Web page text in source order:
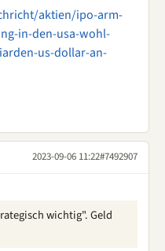
aktien/ipo-arm-
in-den-usa-wohl-
us-dollar-an-
2023-09-06 11:22#7492907
wichtig". Geld